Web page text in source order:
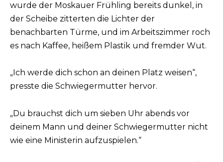
wurde der Moskauer Frühling bereits dunkel, in
der Scheibe zitterten die Lichter der
benachbarten Türme, und im Arbeitszimmer roch
es nach Kaffee, heißem Plastik und fremder Wut.
„Ich werde dich schon an deinen Platz weisen“,
presste die Schwiegermutter hervor.
„Du brauchst dich um sieben Uhr abends vor
deinem Mann und deiner Schwiegermutter nicht
wie eine Ministerin aufzuspielen.“